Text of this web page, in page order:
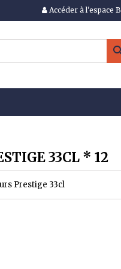
Accéder à l'espace
33CL * 12
Prestige 33cl